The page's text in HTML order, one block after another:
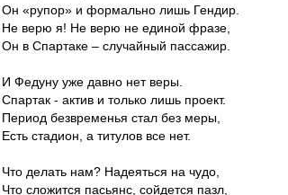
Он «рупор» и формально лишь Гендир.
Не верю я! Не верю не единой фразе,
Он в Спартаке – случайный пассажир.
И Федуну уже давно нет веры.
Спартак - актив и только лишь проект.
Период безвременья стал без меры,
Есть стадион, а титулов все нет.
Что делать нам? Надеяться на чудо,
Что сложится пасьянс, сойдется пазл,